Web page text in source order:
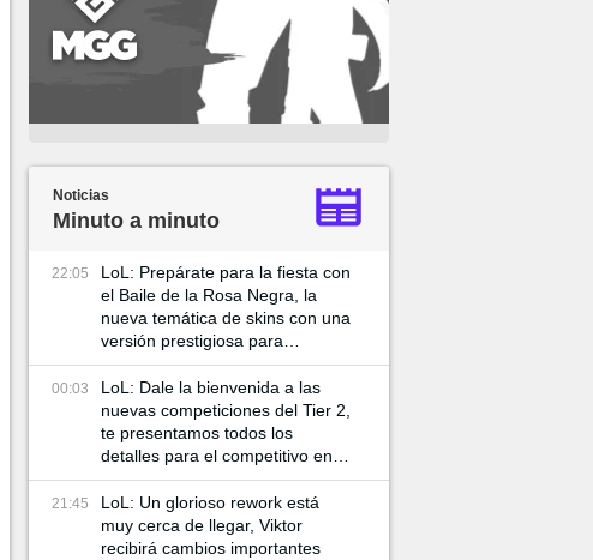
Noticias
Minuto a minuto
22:05
LoL: Prepárate para la fiesta con
el Baile de la Rosa Negra, la
nueva temática de skins con una
versión prestigiosa para
Katarian
00:03
LoL: Dale la bienvenida a las
nuevas competiciones del Tier 2,
te presentamos todos los
detalles para el competitivo en el
2025
21:45
LoL: Un glorioso rework está
muy cerca de llegar, Viktor
recibirá cambios importantes